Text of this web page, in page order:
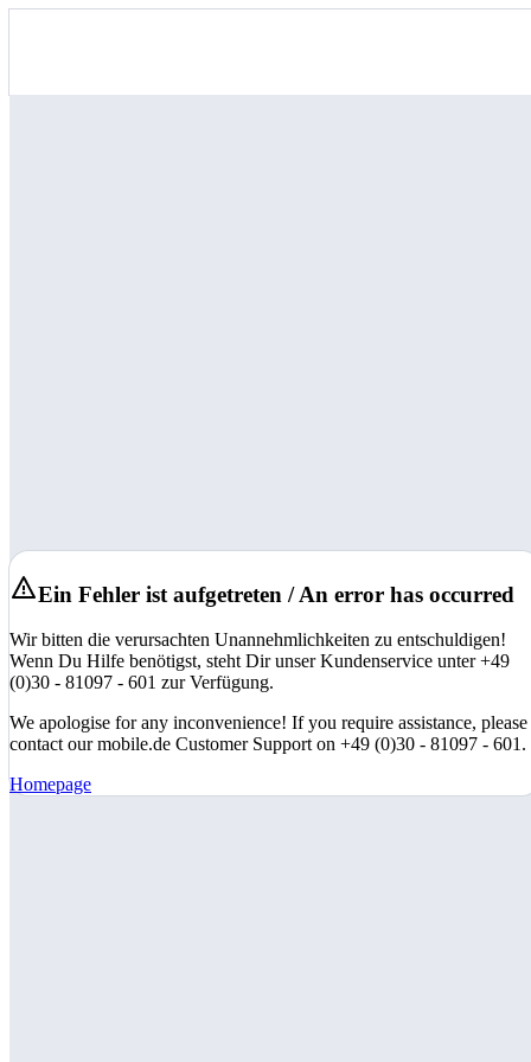
Ein Fehler ist aufgetreten / An error has occurred
Wir bitten die verursachten Unannehmlichkeiten zu entschuldigen!
Wenn Du Hilfe benötigst, steht Dir unser Kundenservice unter +49
(0)30 - 81097 - 601 zur Verfügung.
We apologise for any inconvenience! If you require assistance, please
contact our mobile.de Customer Support on +49 (0)30 - 81097 - 601.
Homepage